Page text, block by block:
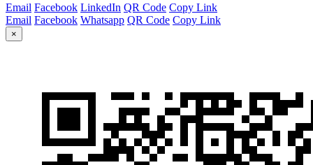
Email Facebook LinkedIn QR Code Copy Link
Email Facebook Whatsapp QR Code Copy Link
×